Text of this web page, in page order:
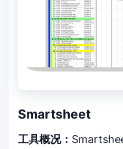
Smartsheet
工具概况：